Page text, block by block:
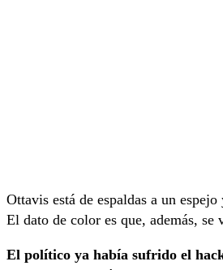
Ottavis está de espaldas a un
El dato de color es que, además,
El político ya había sufrido el